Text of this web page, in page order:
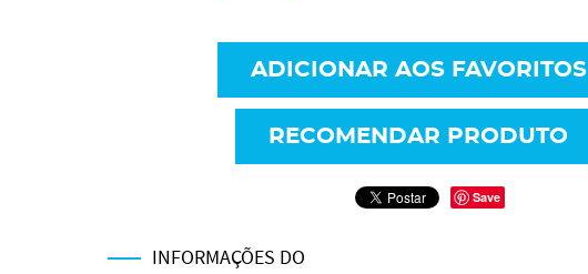
ADICIONAR AOS FAVORITOS
RECOMENDAR PRODUTO
Save
INFORMAÇÕES DO